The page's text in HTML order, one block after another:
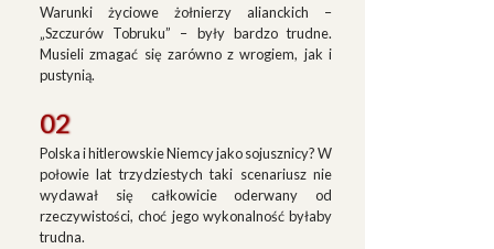
Warunki życiowe żołnierzy alianckich –
„Szczurów Tobruku” – były bardzo trudne.
Musieli zmagać się zarówno z wrogiem, jak i
pustynią.
02
Polska i hitlerowskie Niemcy jako sojusznicy? W
połowie lat trzydziestych taki scenariusz nie
wydawał się całkowicie oderwany od
rzeczywistości, choć jego wykonalność byłaby
trudna.